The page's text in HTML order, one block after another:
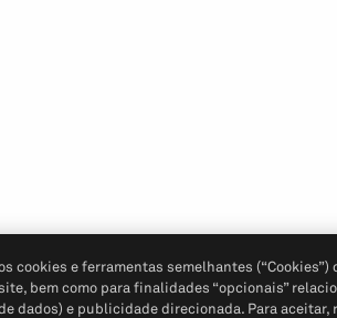
cookies e ferramentas semelhantes
bem como para finalidades “opcionais”
dados) e publicidade direcionada. Para